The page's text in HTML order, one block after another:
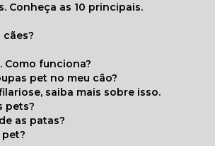
Conheça as 10 principais.
cães?
Como funciona?
pet no meu cão?
saiba mais sobre isso.
pets?
as patas?